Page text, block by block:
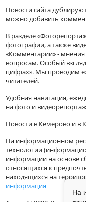
Новости сайта
можно добавить
В разделе
фотографии, а также
«Комментарии» -
вопросам. Особый
цифрах». Мы проводим
читателей.
Удобная навигация,
на фото и
Новости в Кемерово и в
На информационном
технологии
информации на основе
относящихся к
находящихся на
информация
На